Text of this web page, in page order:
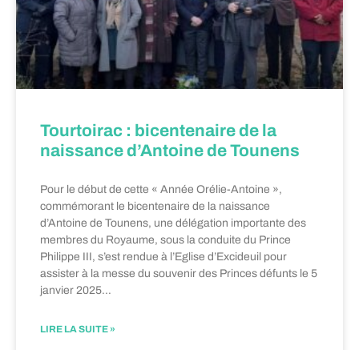
Tourtoirac : bicentenaire de la
naissance d’Antoine de Tounens
Pour le début de cette « Année Orélie-Antoine »,
commémorant le bicentenaire de la naissance
d’Antoine de Tounens, une délégation importante des
membres du Royaume, sous la conduite du Prince
Philippe III, s’est rendue à l’Eglise d’Excideuil pour
assister à la messe du souvenir des Princes défunts le 5
janvier 2025…
LIRE LA SUITE »